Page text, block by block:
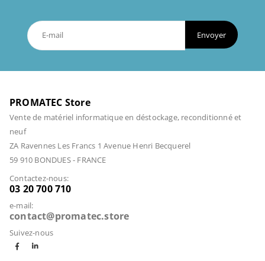
Envoyer
PROMATEC Store
Vente de matériel informatique en déstockage, reconditionné et
neuf
ZA Ravennes Les Francs 1 Avenue Henri Becquerel
59 910 BONDUES - FRANCE
Contactez-nous:
03 20 700 710
e-mail:
contact@promatec.store
Suivez-nous